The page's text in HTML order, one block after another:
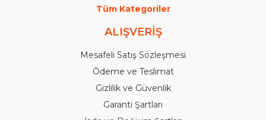
Tüm Kategoriler
ALIŞVERİŞ
Mesafeli Satış Sözleşmesi
Ödeme ve Teslimat
Gizlilik ve Güvenlik
Garanti Şartları